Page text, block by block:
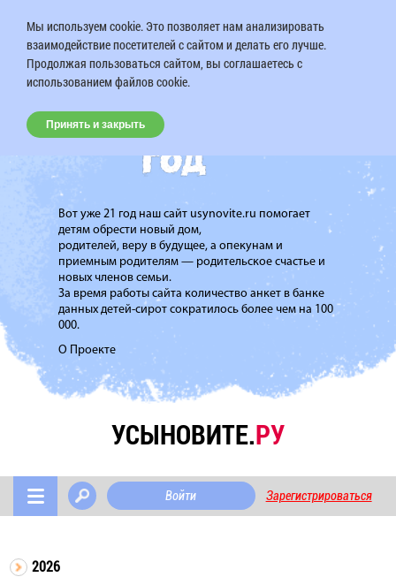
Вот уже 21 год наш сайт usynovite.ru помогает
детям обрести новый дом,
родителей, веру в будущее, а опекунам и
приемным родителям — родительское счастье и
новых членов семьи.
За время работы сайта количество анкет в банке
данных детей-сирот сократилось более чем на 100
000.
О Проекте
УСЫНОВИТЕ.РУ
Войти Зарегистрироваться
2026
Мы используем cookie. Это позволяет нам анализировать
взаимодействие посетителей с сайтом и делать его лучше.
Продолжая пользоваться сайтом, вы соглашаетесь с
использованием файлов cookie.
Принять и закрыть